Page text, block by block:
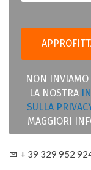
NON INVIAMO
LA NOSTRA
SULLA
MAGGIORI
+ 39 329 952